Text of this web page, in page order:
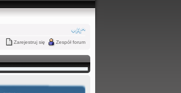
Zarejestruj się Zespół forum